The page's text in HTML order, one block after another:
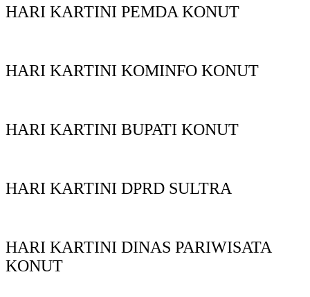
HARI KARTINI PEMDA KONUT
HARI KARTINI KOMINFO KONUT
HARI KARTINI BUPATI KONUT
HARI KARTINI DPRD SULTRA
HARI KARTINI DINAS PARIWISATA
KONUT